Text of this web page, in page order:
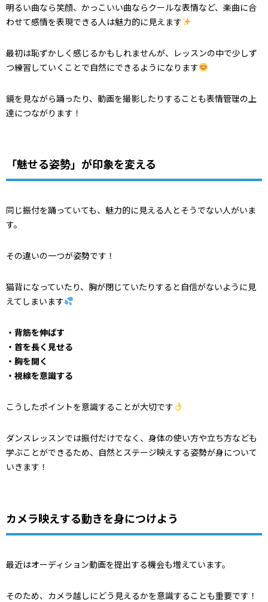
明るい曲なら笑顔、かっこいい曲ならクールな表情など、楽曲に合
わせて感情を表現できる人は魅力的に見えます
最初は恥ずかしく感じるかもしれませんが、レッスンの中で少しず
つ練習していくことで自然にできるようになります
鏡を見ながら踊ったり、動画を撮影したりすることも表情管理の上
達につながります！
「魅せる姿勢」が印象を変える
同じ振付を踊っていても、魅力的に見える人とそうでない人がいま
す。
その違いの一つが姿勢です！
猫背になっていたり、胸が閉じていたりすると自信がないように見
えてしまいます
・背筋を伸ばす
・首を長く見せる
・胸を開く
・視線を意識する
こうしたポイントを意識することが大切です
ダンスレッスンでは振付だけでなく、身体の使い方や立ち方なども
学ぶことができるため、自然とステージ映えする姿勢が身について
いきます！
カメラ映えする動きを身につけよう
最近はオーディション動画を提出する機会も増えています。
そのため、カメラ越しにどう見えるかを意識することも重要です！